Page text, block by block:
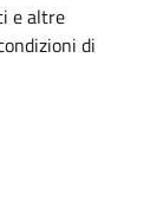
e altre
di